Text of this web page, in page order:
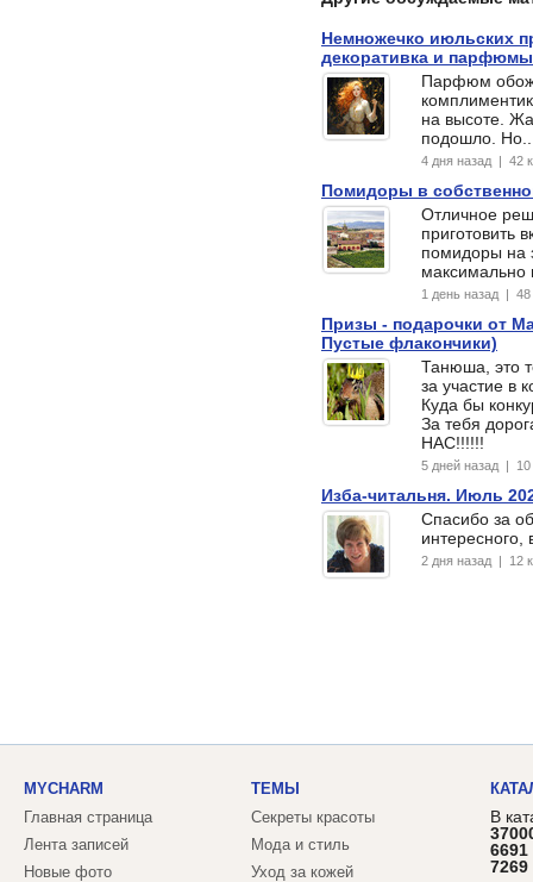
Немножечко июльских
декоративка и
Парфюм
на высоте.
подошло.
4 дня назад | 42
Помидоры в
Отличное
приготовить
помидоры на
максимально
1 день назад |
Призы - подарочки от
Пустые флакончики)
Танюша, это
за участие в
Куда бы
За тебя
НАС!!!!!!
5 дней назад |
Изба-читальня. Июль
Спасибо за
интересного,
2 дня назад | 12
MYCHARM
Главная страница
Лента записей
Новые фото
ТЕМЫ
Секреты красоты
Мода и стиль
Уход за кожей
В
6691
7269